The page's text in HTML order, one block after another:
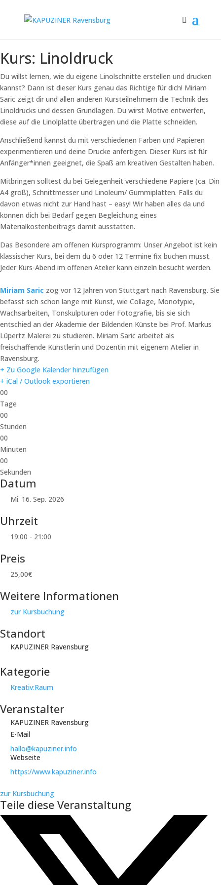
Kurs: Linoldruck
Du willst lernen, wie du eigene Linolschnitte erstellen und drucken
kannst? Dann ist dieser Kurs genau das Richtige für dich! Miriam
Saric zeigt dir und allen anderen Kursteilnehmern die Technik des
Linoldrucks und dessen Grundlagen. Du wirst Motive entwerfen,
diese auf die Linolplatte übertragen und die Platte schneiden.
Anschließend kannst du mit verschiedenen Farben und Papieren
experimentieren und deine Drucke anfertigen. Dieser Kurs ist für
Anfänger*innen geeignet, die Spaß am kreativen Gestalten haben.
Mitbringen solltest du bei Gelegenheit verschiedene Papiere (ca. Din
A4 groß), Schnittmesser und Linoleum/ Gummiplatten. Falls du
davon etwas nicht zur Hand hast – easy! Wir haben alles da und
können dich bei Bedarf gegen Begleichung eines
Materialkostenbeitrags damit ausstatten.
Das Besondere am offenen Kursprogramm: Unser Angebot ist kein
klassischer Kurs, bei dem du 6 oder 12 Termine fix buchen musst.
Jeder Kurs-Abend im offenen Atelier kann einzeln besucht werden.
Miriam Saric zog vor 12 Jahren von Stuttgart nach Ravensburg. Sie
befasst sich schon lange mit Kunst, wie Collage, Monotypie,
Wachsarbeiten, Tonskulpturen oder Fotografie, bis sie sich
entschied an der Akademie der Bildenden Künste bei Prof. Markus
Lüpertz Malerei zu studieren. Miriam Saric arbeitet als
freischaffende Künstlerin und Dozentin mit eigenem Atelier in
Ravensburg.
+ Zu Google Kalender hinzufügen
+ iCal / Outlook exportieren
00
Tage
00
Stunden
00
Minuten
00
Sekunden
Datum
Mi. 16. Sep. 2026
Uhrzeit
19:00 - 21:00
Preis
25,00€
Weitere Informationen
zur Kursbuchung
Standort
KAPUZINER Ravensburg
Kategorie
Kreativ:Raum
Veranstalter
KAPUZINER Ravensburg
E-Mail
hallo@kapuziner.info
Webseite
https://www.kapuziner.info
zur Kursbuchung
Teile diese Veranstaltung